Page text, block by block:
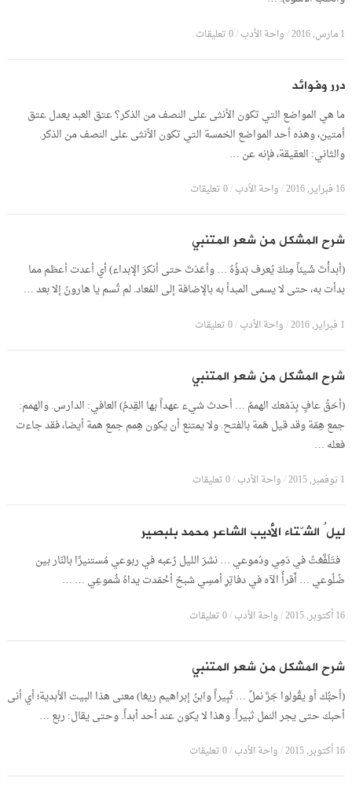
1 مارس, 2016 /واحة الأدب/0 تعليقات
درر وفوائد
ما هي المواضع التي تكون الأنثى على النصف من الذكر؟ عتق العبد يعدل عتق
أمتين، وهذه أحد المواضع الخمسة التي تكون الأنثى على النصف من الذكر.
والثاني: العقيقة، فإنه عن …
16 فبراير, 2016 /واحة الأدب/0 تعليقات
شرح المشكل من شعر المتنبي
(أبدأْتَ شَيئاً مِنكَ يُعرف بَدؤُهُ … وأعَدْتَ حتى أنكرَ الإبداء) أي أعدت أعظم مما
بدأت به، حتى لا يسمى المبدأ به بالإضافة إلى المُعاد. لم تُسم يا هارونُ إلا بعد …
1 فبراير, 2016 /واحة الأدب/0 تعليقات
شرح المشكل من شعر المتنبي
(أحَقُ عافٍ بِدَمْعك الهممُ … أحدث شيء عهداً بها القِدمُ) العافي: الدارس. والهمم:
جمع هِمّة وقد قيل هَمة بالفتح. ولا يمتنع أن يكون هِمم جمع همة أيضا، فقد جاءت
فعله …
1 نوفمبر, 2015 /واحة الأدب/0 تعليقات
ليلُ الشّتاء الأديب الشاعر محمد بلبصير
فتَلَفَّعْتُ في دَمِي ودُموعي … نشرَ الليل رُعبه في ربوعي مُستنيرًا بالنّار بين
ضُلُوعي … أَقرأُ الآه في دفاتِرِ أمسِي شبحٌ أخْمَدت يداهُ شُموعِي … …
16 أكتوبر, 2015 /واحة الأدب/0 تعليقات
شرح المشكل من شعر المتنبي
(أحبُّك أو يقُولوا جَرَّ نملٌ … ثَبِيراً وابنُ إبراهيم ريعْا) معنى هذا البيت الأبدية؛ أي أنى
أحبك حتى يجر النمل ثبيراً. وهذا لا يكون عند أحد أبداً. وحتى يقال: ربع …
16 أكتوبر, 2015 /واحة الأدب/0 تعليقات